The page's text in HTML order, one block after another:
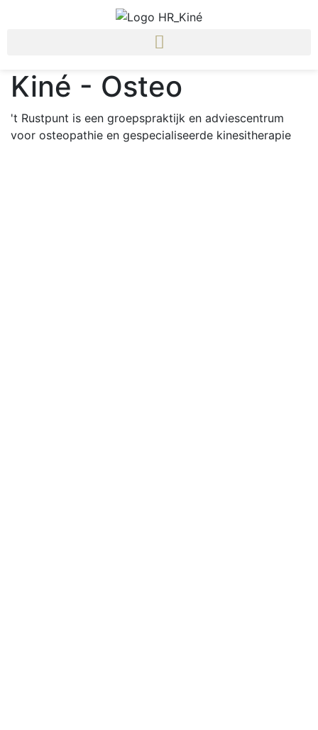
Kiné - Osteo
't Rustpunt is een groepspraktijk en adviescentrum
voor osteopathie en gespecialiseerde kinesitherapie